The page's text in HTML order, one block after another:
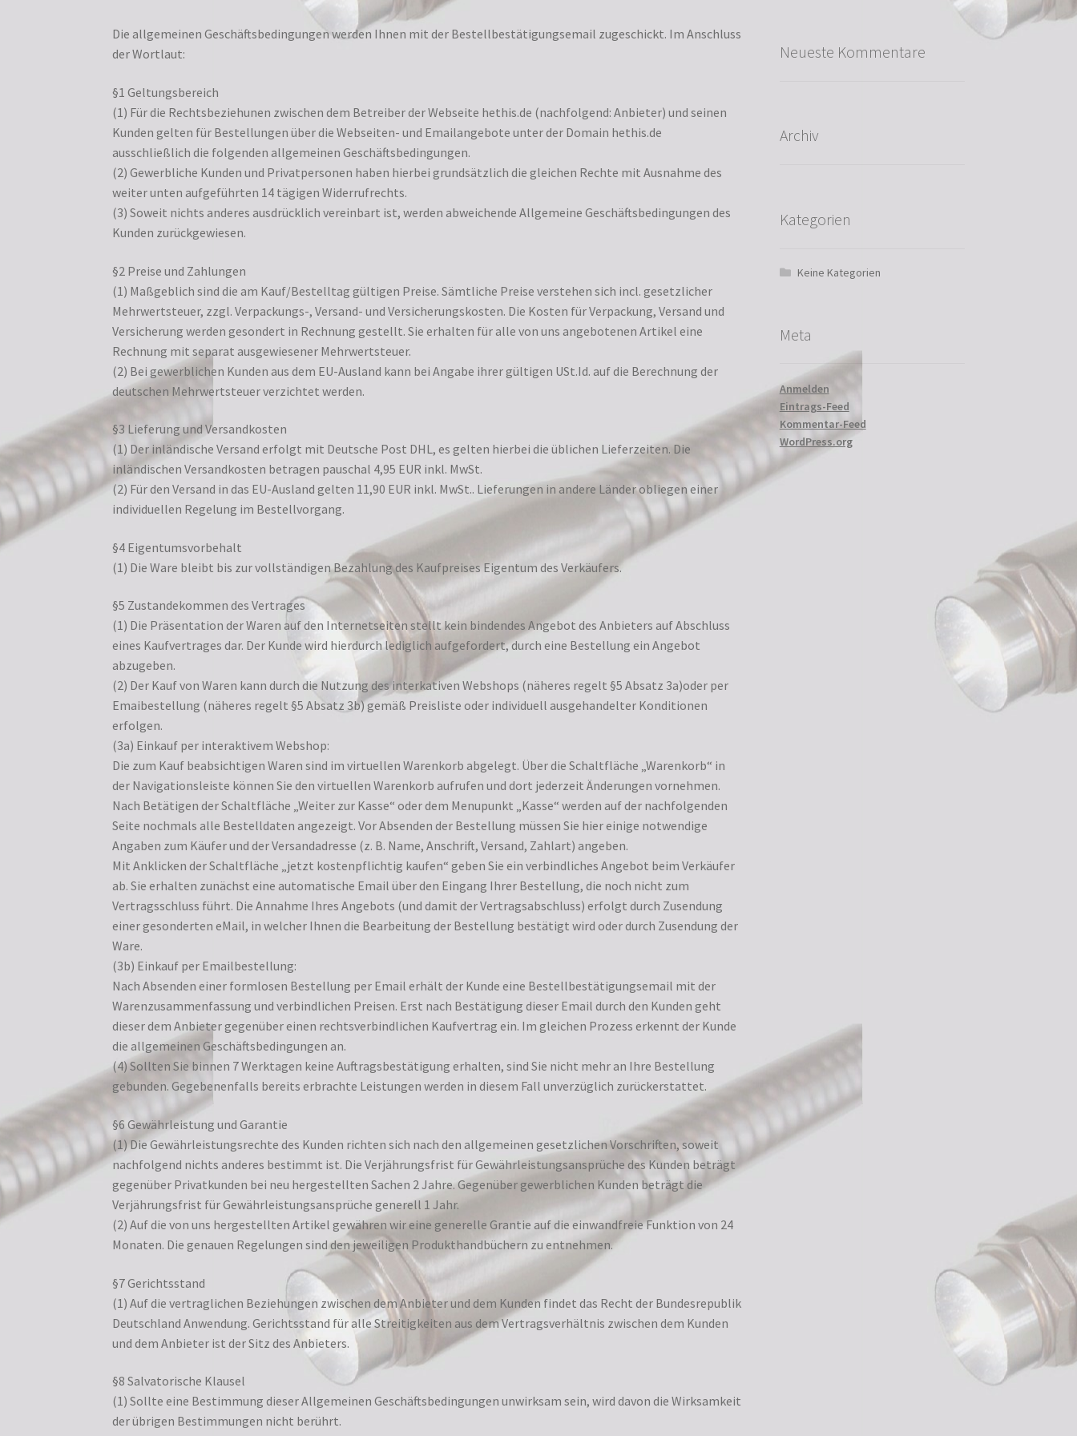
Die allgemeinen Geschäftsbedingungen werden Ihnen mit der Bestellbestätigungsemail zugeschickt. Im Anschluss
der Wortlaut:
§1 Geltungsbereich
(1) Für die Rechtsbeziehunen zwischen dem Betreiber der Webseite hethis.de (nachfolgend: Anbieter) und seinen
Kunden gelten für Bestellungen über die Webseiten- und Emailangebote unter der Domain hethis.de
ausschließlich die folgenden allgemeinen Geschäftsbedingungen.
(2) Gewerbliche Kunden und Privatpersonen haben hierbei grundsätzlich die gleichen Rechte mit Ausnahme des
weiter unten aufgeführten 14 tägigen Widerrufrechts.
(3) Soweit nichts anderes ausdrücklich vereinbart ist, werden abweichende Allgemeine Geschäftsbedingungen des
Kunden zurückgewiesen.
§2 Preise und Zahlungen
(1) Maßgeblich sind die am Kauf/Bestelltag gültigen Preise. Sämtliche Preise verstehen sich incl. gesetzlicher
Mehrwertsteuer, zzgl. Verpackungs-, Versand- und Versicherungskosten. Die Kosten für Verpackung, Versand und
Versicherung werden gesondert in Rechnung gestellt. Sie erhalten für alle von uns angebotenen Artikel eine
Rechnung mit separat ausgewiesener Mehrwertsteuer.
(2) Bei gewerblichen Kunden aus dem EU-Ausland kann bei Angabe ihrer gültigen USt.Id. auf die Berechnung der
deutschen Mehrwertsteuer verzichtet werden.
§3 Lieferung und Versandkosten
(1) Der inländische Versand erfolgt mit Deutsche Post DHL, es gelten hierbei die üblichen Lieferzeiten. Die
inländischen Versandkosten betragen pauschal 4,95 EUR inkl. MwSt.
(2) Für den Versand in das EU-Ausland gelten 11,90 EUR inkl. MwSt.. Lieferungen in andere Länder obliegen einer
individuellen Regelung im Bestellvorgang.
§4 Eigentumsvorbehalt
(1) Die Ware bleibt bis zur vollständigen Bezahlung des Kaufpreises Eigentum des Verkäufers.
§5 Zustandekommen des Vertrages
(1) Die Präsentation der Waren auf den Internetseiten stellt kein bindendes Angebot des Anbieters auf Abschluss
eines Kaufvertrages dar. Der Kunde wird hierdurch lediglich aufgefordert, durch eine Bestellung ein Angebot
abzugeben.
(2) Der Kauf von Waren kann durch die Nutzung des interkativen Webshops (näheres regelt §5 Absatz 3a)oder per
Emaibestellung (näheres regelt §5 Absatz 3b) gemäß Preisliste oder individuell ausgehandelter Konditionen
erfolgen.
(3a) Einkauf per interaktivem Webshop:
Die zum Kauf beabsichtigen Waren sind im virtuellen Warenkorb abgelegt. Über die Schaltfläche „Warenkorb“ in
der Navigationsleiste können Sie den virtuellen Warenkorb aufrufen und dort jederzeit Änderungen vornehmen.
Nach Betätigen der Schaltfläche „Weiter zur Kasse“ oder dem Menupunkt „Kasse“ werden auf der nachfolgenden
Seite nochmals alle Bestelldaten angezeigt. Vor Absenden der Bestellung müssen Sie hier einige notwendige
Angaben zum Käufer und der Versandadresse (z. B. Name, Anschrift, Versand, Zahlart) angeben.
Mit Anklicken der Schaltfläche „jetzt kostenpflichtig kaufen“ geben Sie ein verbindliches Angebot beim Verkäufer
ab. Sie erhalten zunächst eine automatische Email über den Eingang Ihrer Bestellung, die noch nicht zum
Vertragsschluss führt. Die Annahme Ihres Angebots (und damit der Vertragsabschluss) erfolgt durch Zusendung
einer gesonderten eMail, in welcher Ihnen die Bearbeitung der Bestellung bestätigt wird oder durch Zusendung der
Ware.
(3b) Einkauf per Emailbestellung:
Nach Absenden einer formlosen Bestellung per Email erhält der Kunde eine Bestellbestätigungsemail mit der
Warenzusammenfassung und verbindlichen Preisen. Erst nach Bestätigung dieser Email durch den Kunden geht
dieser dem Anbieter gegenüber einen rechtsverbindlichen Kaufvertrag ein. Im gleichen Prozess erkennt der Kunde
die allgemeinen Geschäftsbedingungen an.
(4) Sollten Sie binnen 7 Werktagen keine Auftragsbestätigung erhalten, sind Sie nicht mehr an Ihre Bestellung
gebunden. Gegebenenfalls bereits erbrachte Leistungen werden in diesem Fall unverzüglich zurückerstattet.
§6 Gewährleistung und Garantie
(1) Die Gewährleistungsrechte des Kunden richten sich nach den allgemeinen gesetzlichen Vorschriften, soweit
nachfolgend nichts anderes bestimmt ist. Die Verjährungsfrist für Gewährleistungsansprüche des Kunden beträgt
gegenüber Privatkunden bei neu hergestellten Sachen 2 Jahre. Gegenüber gewerblichen Kunden beträgt die
Verjährungsfrist für Gewährleistungsansprüche generell 1 Jahr.
(2) Auf die von uns hergestellten Artikel gewähren wir eine generelle Grantie auf die einwandfreie Funktion von 24
Monaten. Die genauen Regelungen sind den jeweiligen Produkthandbüchern zu entnehmen.
§7 Gerichtsstand
(1) Auf die vertraglichen Beziehungen zwischen dem Anbieter und dem Kunden findet das Recht der Bundesrepublik
Deutschland Anwendung. Gerichtsstand für alle Streitigkeiten aus dem Vertragsverhältnis zwischen dem Kunden
und dem Anbieter ist der Sitz des Anbieters.
§8 Salvatorische Klausel
(1) Sollte eine Bestimmung dieser Allgemeinen Geschäftsbedingungen unwirksam sein, wird davon die Wirksamkeit
der übrigen Bestimmungen nicht berührt.
Neueste Kommentare
Archiv
Kategorien
Keine Kategorien
Meta
Anmelden
Eintrags-Feed
Kommentar-Feed
WordPress.org